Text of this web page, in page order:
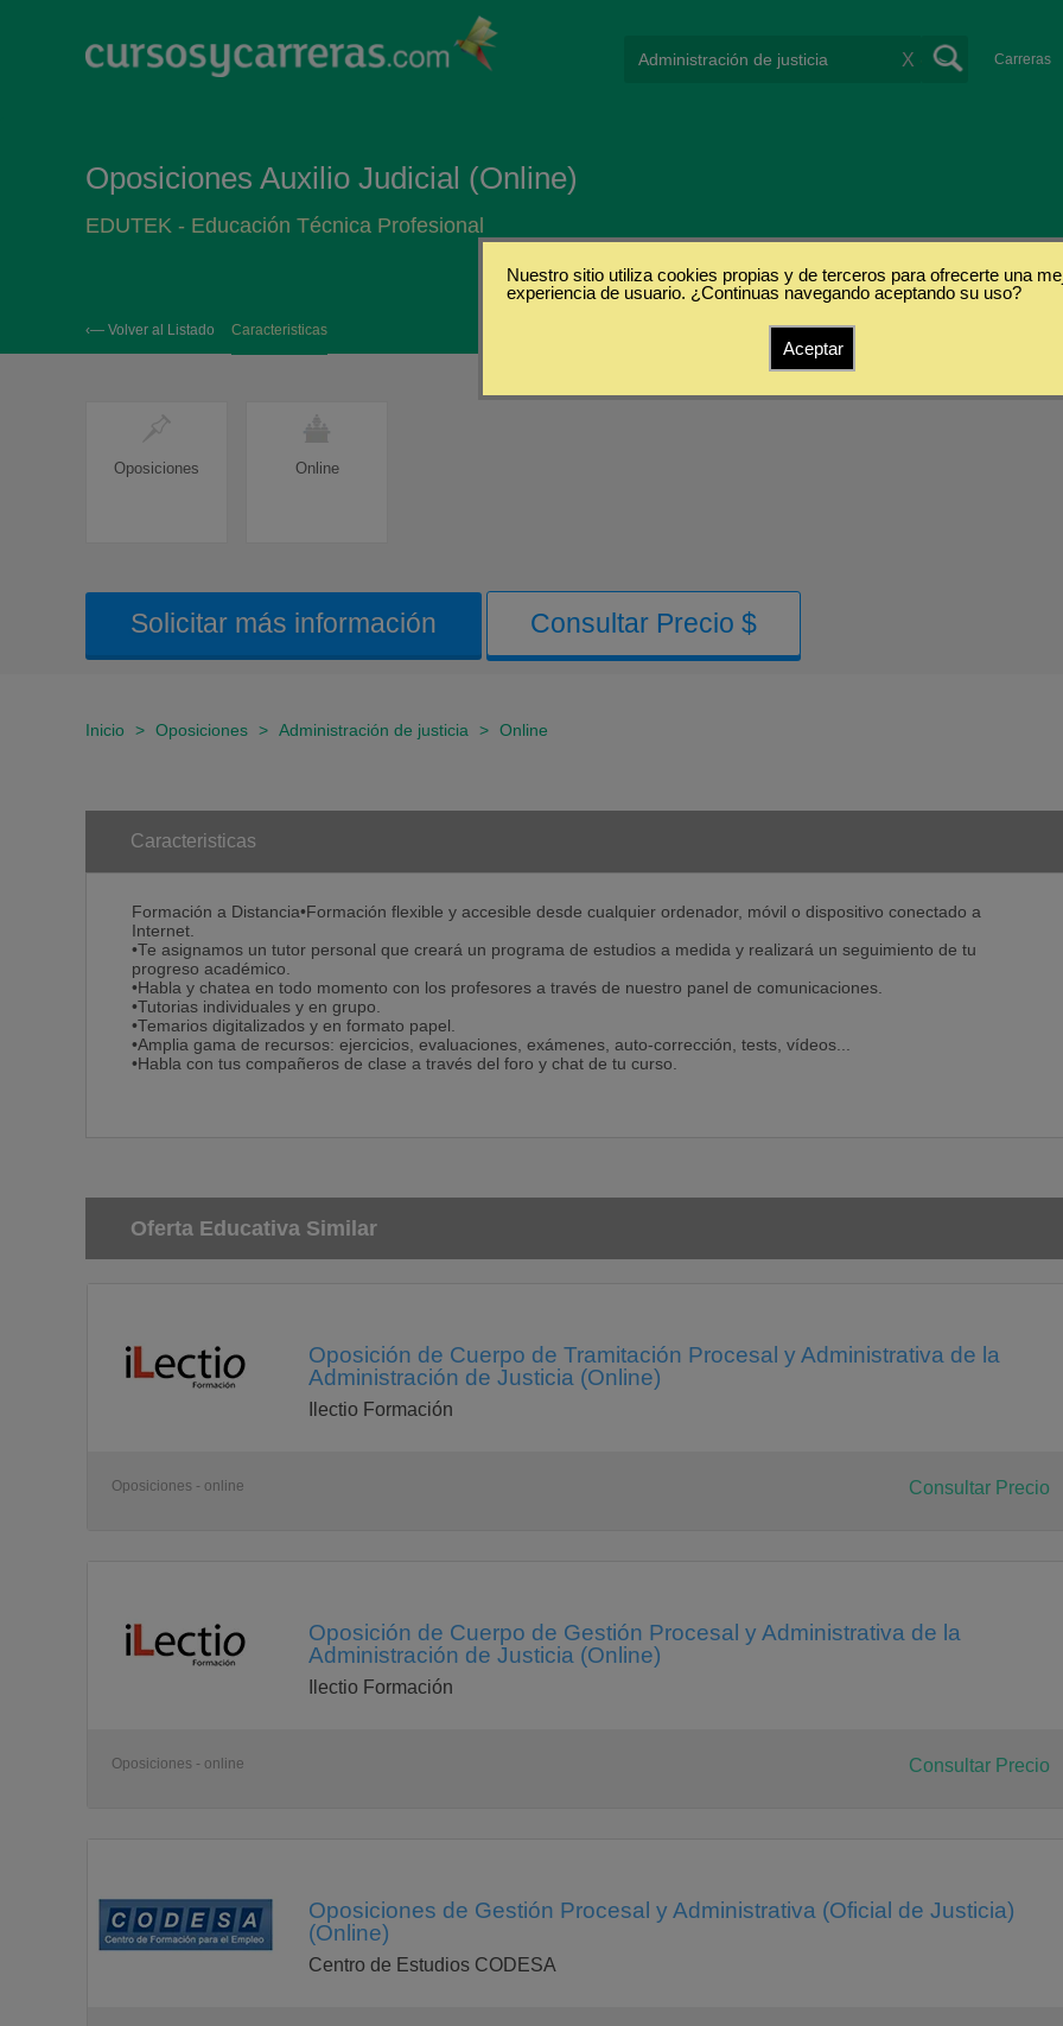
Carreras
X
Oposiciones Auxilio Judicial (Online)
EDUTEK - Educación Técnica Profesional
‹— Volver al Listado Caracteristicas
Oposiciones Online
Solicitar más información Consultar Precio $
Inicio > Oposiciones > Administración de justicia > Online
Caracteristicas
Formación a Distancia•Formación flexible y accesible desde cualquier ordenador, móvil o dispositivo conectado a
Internet.
•Te asignamos un tutor personal que creará un programa de estudios a medida y realizará un seguimiento de tu
progreso académico.
•Habla y chatea en todo momento con los profesores a través de nuestro panel de comunicaciones.
•Tutorias individuales y en grupo.
•Temarios digitalizados y en formato papel.
•Amplia gama de recursos: ejercicios, evaluaciones, exámenes, auto-corrección, tests, vídeos...
•Habla con tus compañeros de clase a través del foro y chat de tu curso.
Oferta Educativa Similar
Oposición de Cuerpo de Tramitación Procesal y Administrativa de la
Administración de Justicia (Online)
Ilectio Formación
Oposiciones - online Consultar Precio
Oposición de Cuerpo de Gestión Procesal y Administrativa de la
Administración de Justicia (Online)
Ilectio Formación
Oposiciones - online Consultar Precio
Oposiciones de Gestión Procesal y Administrativa (Oficial de Justicia)
(Online)
Centro de Estudios CODESA
Nuestro sitio utiliza cookies propias y de terceros para ofrecerte una
experiencia de usuario. ¿Continuas navegando aceptando su uso?
Aceptar